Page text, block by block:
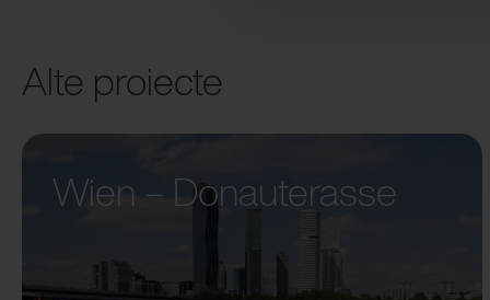
Alte proiecte
Wien – Donauterasse